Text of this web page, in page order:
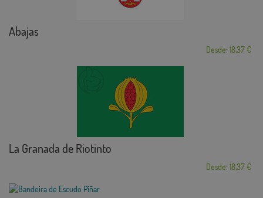
Abajas
Desde: 18,37 €
La Granada de Riotinto
Desde: 18,37 €